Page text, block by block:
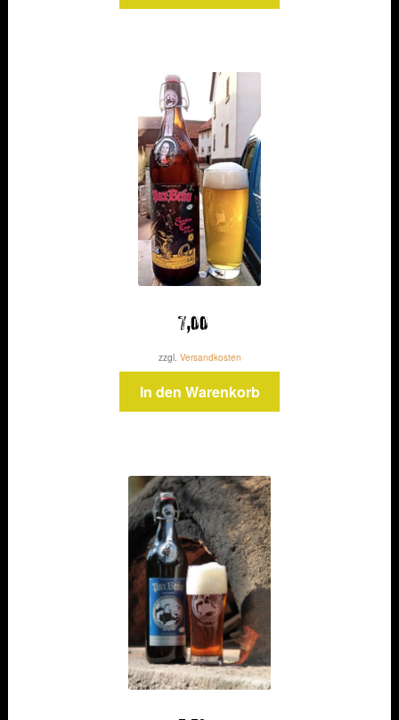
7,00
zzgl. Versandkosten
In den Warenkorb